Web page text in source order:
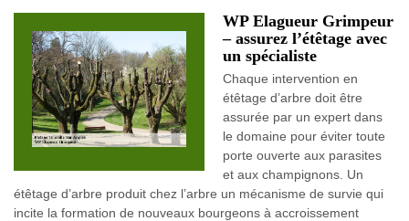
WP Elagueur Grimpeur
– assurez l’étêtage avec
un spécialiste
Chaque intervention en
étêtage d’arbre doit être
assurée par un expert dans
le domaine pour éviter toute
porte ouverte aux parasites
et aux champignons. Un
étêtage d’arbre produit chez l’arbre un mécanisme de survie qui
incite la formation de nouveaux bourgeons à accroissement